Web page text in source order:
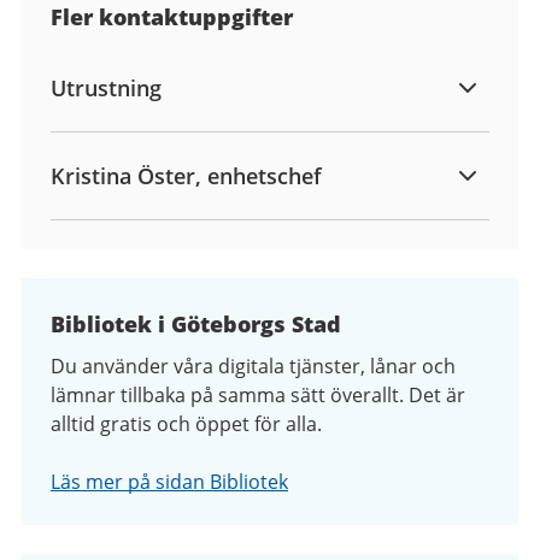
Fler kontaktuppgifter
Utrustning
Kristina Öster, enhetschef
Bibliotek i Göteborgs Stad
Du använder våra digitala tjänster, lånar och
lämnar tillbaka på samma sätt överallt. Det är
alltid gratis och öppet för alla.
Läs mer på sidan Bibliotek